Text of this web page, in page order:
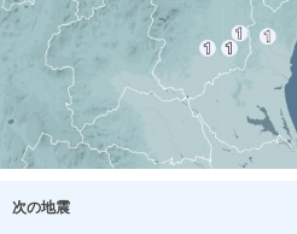
次の地震